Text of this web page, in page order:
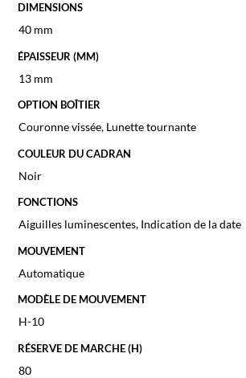
DIMENSIONS
40 mm
ÉPAISSEUR (MM)
13 mm
OPTION BOÎTIER
Couronne vissée, Lunette tournante
COULEUR DU CADRAN
Noir
FONCTIONS
Aiguilles luminescentes, Indication de la date
MOUVEMENT
Automatique
MODÈLE DE MOUVEMENT
H-10
RÉSERVE DE MARCHE (H)
80